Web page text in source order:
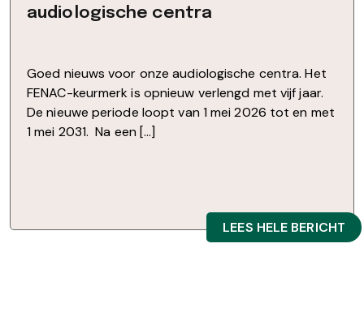
audiologische centra
Goed nieuws voor onze audiologische centra. Het
FENAC-keurmerk is opnieuw verlengd met vijf jaar.
De nieuwe periode loopt van 1 mei 2026 tot en met
1 mei 2031. Na een […]
LEES HELE BERICHT